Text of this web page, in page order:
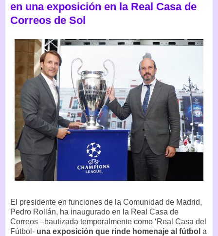
en una exposición en la Real Casa de
Correos de Sol
El presidente en funciones de la Comunidad de Madrid,
Pedro Rollán, ha inaugurado en la Real Casa de
Correos –bautizada temporalmente como ‘Real Casa del
Fútbol- una exposición que rinde homenaje al fútbol a